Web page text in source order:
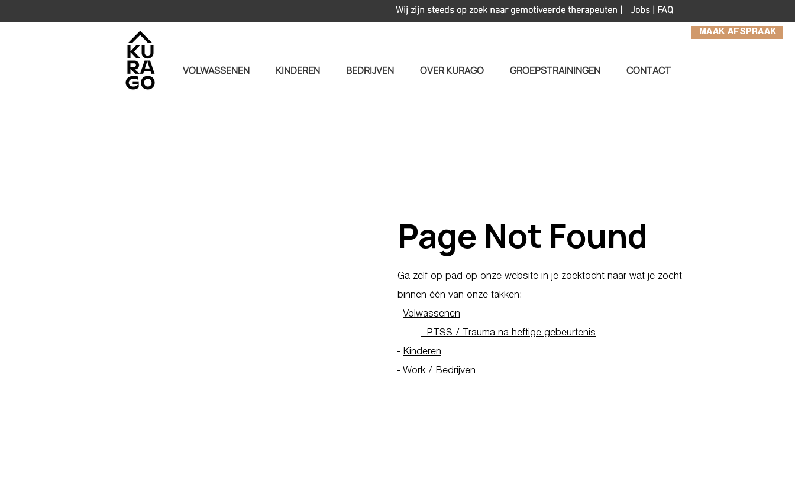
MAAK AFSPRAAK
Jobs | FAQ
Wij zijn steeds op zoek naar gemotiveerde therapeuten |
VOLWASSENEN KINDEREN BEDRIJVEN OVER KURAGO GROEPSTRAININGEN CONTACT
Page Not Found
Ga zelf op pad op onze website in je zoektocht naar wat je zocht
binnen één van onze takken:
- Volwassenen
- PTSS / Trauma na heftige gebeurtenis
- Kinderen
- Work / Bedrijven